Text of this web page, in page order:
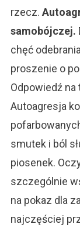
rzecz.
samobójczej.
chęć
proszenie o
Odpowiedź na
Autoagresja
smutek i ból
piosenek.
szczególnie
na pokaz dla
najczęściej